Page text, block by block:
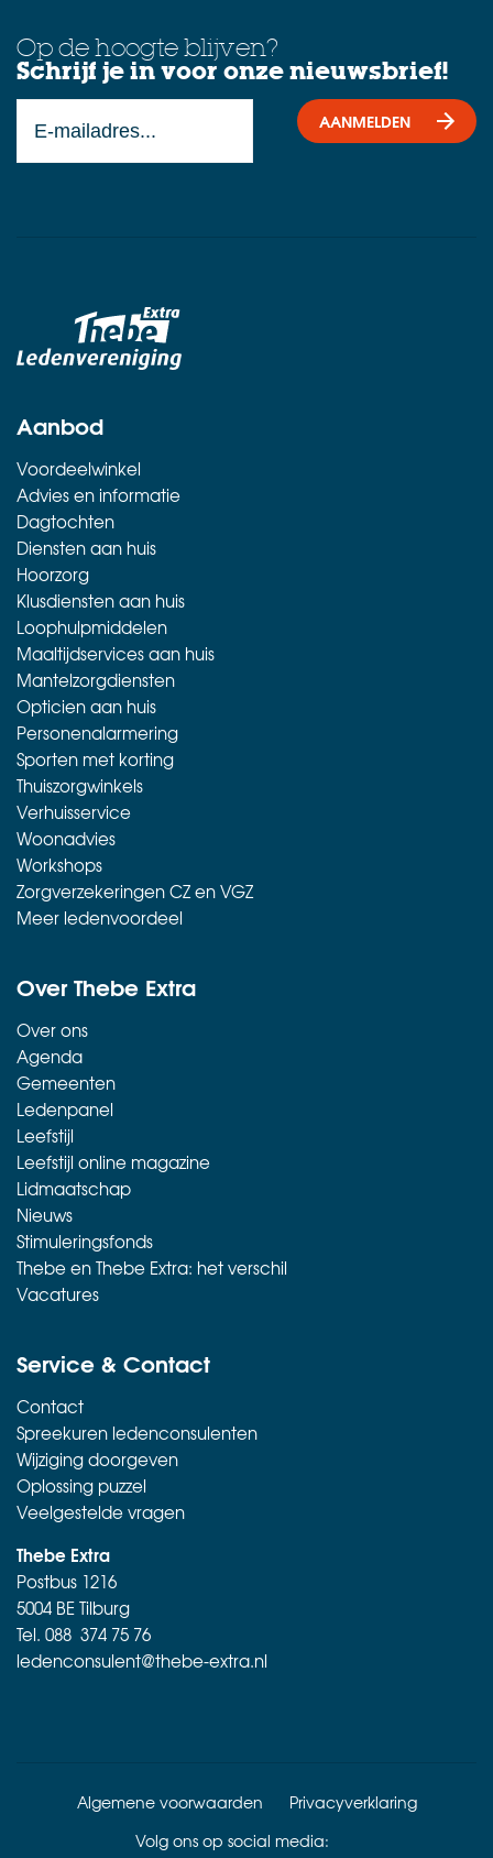
Op de hoogte blijven?
Schrijf je in voor onze nieuwsbrief!
AANMELDEN
Aanbod
Voordeelwinkel
Advies en informatie
Dagtochten
Diensten aan huis
Hoorzorg
Klusdiensten aan huis
Loophulpmiddelen
Maaltijdservices aan huis
Mantelzorgdiensten
Opticien aan huis
Personenalarmering
Sporten met korting
Thuiszorgwinkels
Verhuisservice
Woonadvies
Workshops
Zorgverzekeringen CZ en VGZ
Meer ledenvoordeel
Over Thebe Extra
Over ons
Agenda
Gemeenten
Ledenpanel
Leefstijl
Leefstijl online magazine
Lidmaatschap
Nieuws
Stimuleringsfonds
Thebe en Thebe Extra: het verschil
Vacatures
Service & Contact
Contact
Spreekuren ledenconsulenten
Wijziging doorgeven
Oplossing puzzel
Veelgestelde vragen
Thebe Extra
Postbus 1216
5004 BE Tilburg
Tel. 088 374 75 76
ledenconsulent@thebe-extra.nl
Algemene voorwaarden
Privacyverklaring
Volg ons op social media: